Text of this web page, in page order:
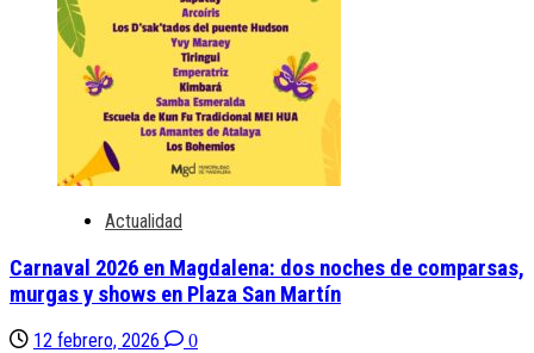
Actualidad
Carnaval 2026 en Magdalena: dos noches de comparsas,
murgas y shows en Plaza San Martín
12 febrero, 2026
0